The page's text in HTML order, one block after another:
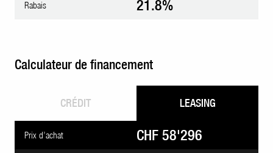
Rabais 21.8%
Calculateur de financement
CRÉDIT LEASING
Prix d’achat CHF 58'296